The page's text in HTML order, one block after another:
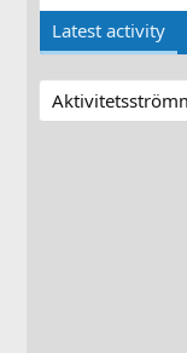
Latest activity